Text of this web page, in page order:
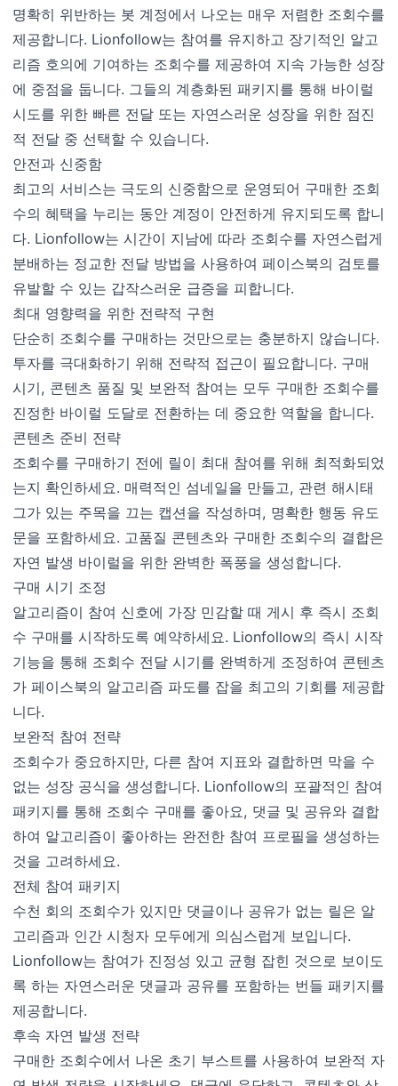
명확히 위반하는 봇 계정에서 나오는 매우 저렴한 조회수를
제공합니다. Lionfollow는 참여를 유지하고 장기적인 알고
리즘 호의에 기여하는 조회수를 제공하여 지속 가능한 성장
에 중점을 둡니다. 그들의 계층화된 패키지를 통해 바이럴
시도를 위한 빠른 전달 또는 자연스러운 성장을 위한 점진
적 전달 중 선택할 수 있습니다.
안전과 신중함
최고의 서비스는 극도의 신중함으로 운영되어 구매한 조회
수의 혜택을 누리는 동안 계정이 안전하게 유지되도록 합니
다. Lionfollow는 시간이 지남에 따라 조회수를 자연스럽게
분배하는 정교한 전달 방법을 사용하여 페이스북의 검토를
유발할 수 있는 갑작스러운 급증을 피합니다.
최대 영향력을 위한 전략적 구현
단순히 조회수를 구매하는 것만으로는 충분하지 않습니다.
투자를 극대화하기 위해 전략적 접근이 필요합니다. 구매
시기, 콘텐츠 품질 및 보완적 참여는 모두 구매한 조회수를
진정한 바이럴 도달로 전환하는 데 중요한 역할을 합니다.
콘텐츠 준비 전략
조회수를 구매하기 전에 릴이 최대 참여를 위해 최적화되었
는지 확인하세요. 매력적인 섬네일을 만들고, 관련 해시태
그가 있는 주목을 끄는 캡션을 작성하며, 명확한 행동 유도
문을 포함하세요. 고품질 콘텐츠와 구매한 조회수의 결합은
자연 발생 바이럴을 위한 완벽한 폭풍을 생성합니다.
구매 시기 조정
알고리즘이 참여 신호에 가장 민감할 때 게시 후 즉시 조회
수 구매를 시작하도록 예약하세요. Lionfollow의 즉시 시작
기능을 통해 조회수 전달 시기를 완벽하게 조정하여 콘텐츠
가 페이스북의 알고리즘 파도를 잡을 최고의 기회를 제공합
니다.
보완적 참여 전략
조회수가 중요하지만, 다른 참여 지표와 결합하면 막을 수
없는 성장 공식을 생성합니다. Lionfollow의 포괄적인 참여
패키지를 통해 조회수 구매를 좋아요, 댓글 및 공유와 결합
하여 알고리즘이 좋아하는 완전한 참여 프로필을 생성하는
것을 고려하세요.
전체 참여 패키지
수천 회의 조회수가 있지만 댓글이나 공유가 없는 릴은 알
고리즘과 인간 시청자 모두에게 의심스럽게 보입니다.
Lionfollow는 참여가 진정성 있고 균형 잡힌 것으로 보이도
록 하는 자연스러운 댓글과 공유를 포함하는 번들 패키지를
제공합니다.
후속 자연 발생 전략
구매한 조회수에서 나온 초기 부스트를 사용하여 보완적 자